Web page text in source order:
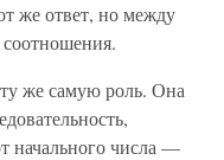
же ответ, но между
же самую роль. Она
начального числа —